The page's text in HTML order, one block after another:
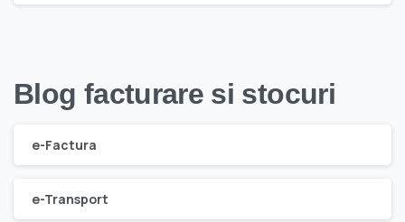
Blog facturare si stocuri
e-Factura
e-Transport